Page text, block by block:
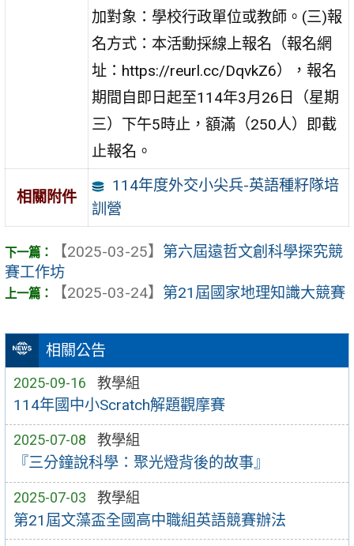
相關公告
2025-09-16 教學組
114年國中小Scratch解題觀摩賽
2025-07-08 教學組
『三分鐘說科學：聚光燈背後的故事』
2025-07-03 教學組
第21屆文藻盃全國高中職組英語競賽辦法
加對象：學校行政單位或教師。(三)報
名方式：本活動採線上報名（報名網
址：https://reurl.cc/DqvkZ6），報名
期間自即日起至114年3月26日（星期
三）下午5時止，額滿（250人）即截
止報名。
相關附件
114年度外交小尖兵-英語種籽隊培
訓營
【2025-03-25】 第六屆遠哲文創科學探究競
賽工作坊
【2025-03-24】 第21屆國家地理知識大競賽